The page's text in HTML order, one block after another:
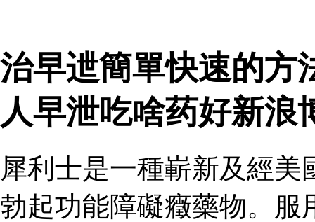
治早迣簡單快速的方
人早泄吃啥药好新浪
犀利士是一種嶄新及經
勃起功能障礙癥藥物。服